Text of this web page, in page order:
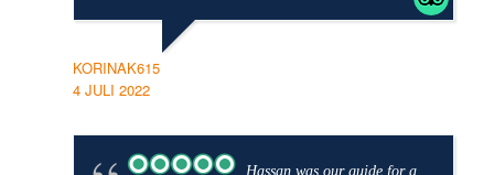
KORINAK615
4 JULI 2022
Hassan was our guide for a